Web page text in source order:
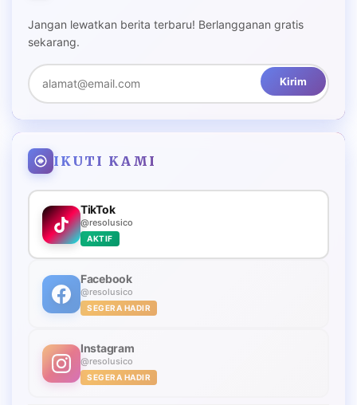
Jangan lewatkan berita terbaru! Berlangganan gratis
sekarang.
Kirim
IKUTI KAMI
TikTok
@resolusico
AKTIF
Facebook
@resolusico
SEGERA HADIR
Instagram
@resolusico
SEGERA HADIR